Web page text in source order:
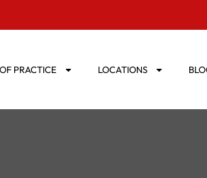
PRACTICE LOCATIONS